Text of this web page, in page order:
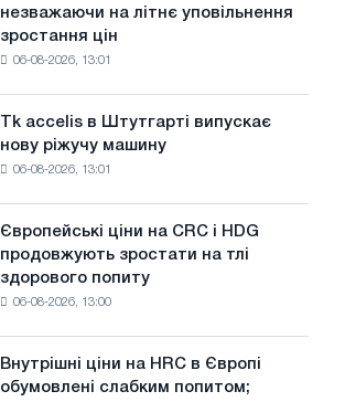
незважаючи на літнє уповільнення
зростання цін
06-08-2026, 13:01
Tk accelis в Штутгарті випускає
нову ріжучу машину
06-08-2026, 13:01
Європейські ціни на CRC і HDG
продовжують зростати на тлі
здорового попиту
06-08-2026, 13:00
Внутрішні ціни на HRC в Європі
обумовлені слабким попитом;